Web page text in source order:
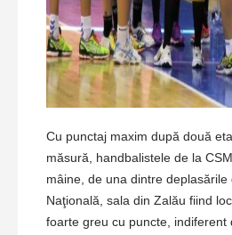
Cu punctaj maxim după două
măsură, handbalistele de la
mâine, de una dintre deplasările
Naţională, sala din Zalău fiind
foarte greu cu puncte, indiferent